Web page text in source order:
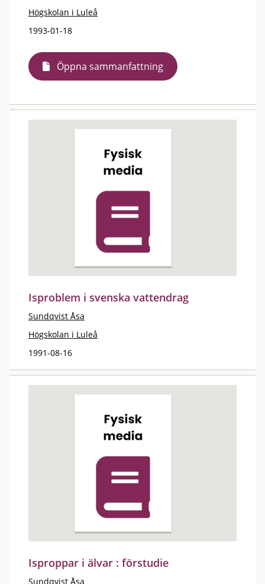
Högskolan i Luleå
1993-01-18
Öppna sammanfattning
Isproblem i svenska vattendrag
Sundqvist Åsa
Högskolan i Luleå
1991-08-16
Isproppar i älvar : förstudie
Sundqvist Åsa